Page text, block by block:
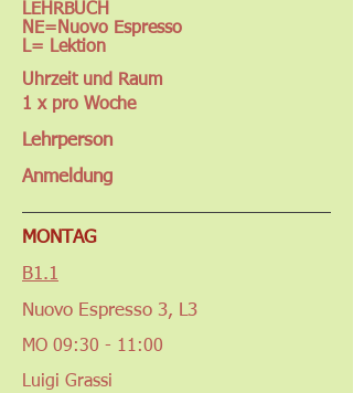
LEHRBUCH
NE=Nuovo Espresso
L= Lektion
Uhrzeit und Raum
1 x pro Woche
Lehrperson
Anmeldung
MONTAG
B1.1
Nuovo Espresso 3, L3
MO 09:30 - 11:00
Luigi Grassi